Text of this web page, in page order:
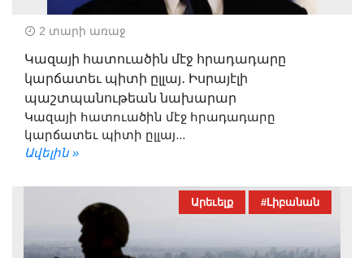
2 տարի առաջ
Կազայի հատուածին մէջ հրադադարը
կարճատեւ պիտի ըլլայ․ Իսրայէլի
պաշտպանութեան նախարար
Կազայի հատուածին մէջ հրադադարը
կարճատեւ պիտի ըլլայ...
Ավելին »
Արեւելք #Լիբանան